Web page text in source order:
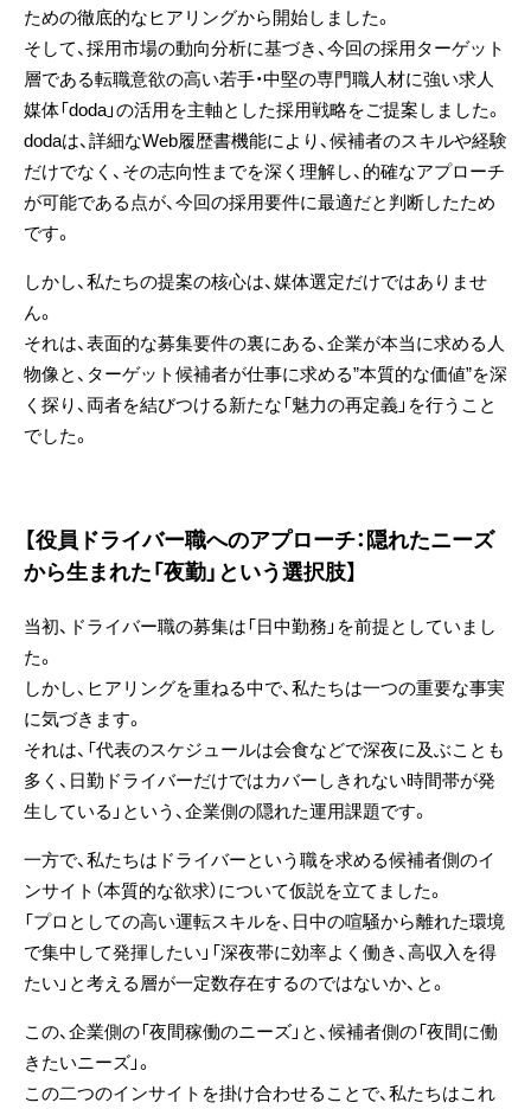
ための徹底的なヒアリングから開始しました。
そして、採用市場の動向分析に基づき、今回の採用ターゲット
層である転職意欲の高い若手・中堅の専門職人材に強い求人
媒体「doda」の活用を主軸とした採用戦略をご提案しました。
dodaは、詳細なWeb履歴書機能により、候補者のスキルや経験
だけでなく、その志向性までを深く理解し、的確なアプローチ
が可能である点が、今回の採用要件に最適だと判断したため
です。
しかし、私たちの提案の核心は、媒体選定だけではありませ
ん。
それは、表面的な募集要件の裏にある、企業が本当に求める人
物像と、ターゲット候補者が仕事に求める”本質的な価値”を深
く探り、両者を結びつける新たな「魅力の再定義」を行うこと
でした。
【役員ドライバー職へのアプローチ：隠れたニーズ
から生まれた「夜勤」という選択肢】
当初、ドライバー職の募集は「日中勤務」を前提としていまし
た。
しかし、ヒアリングを重ねる中で、私たちは一つの重要な事実
に気づきます。
それは、「代表のスケジュールは会食などで深夜に及ぶことも
多く、日勤ドライバーだけではカバーしきれない時間帯が発
生している」という、企業側の隠れた運用課題です。
一方で、私たちはドライバーという職を求める候補者側のイ
ンサイト（本質的な欲求）について仮説を立てました。
「プロとしての高い運転スキルを、日中の喧騒から離れた環境
で集中して発揮したい」「深夜帯に効率よく働き、高収入を得
たい」と考える層が一定数存在するのではないか、と。
この、企業側の「夜間稼働のニーズ」と、候補者側の「夜間に働
きたいニーズ」。
この二つのインサイトを掛け合わせることで、私たちはこれ